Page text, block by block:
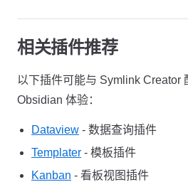
相关插件推荐
以下插件可能与 Symlink Creator
Obsidian 体验：
Dataview - 数据查询插件
Templater - 模板插件
Kanban - 看板视图插件